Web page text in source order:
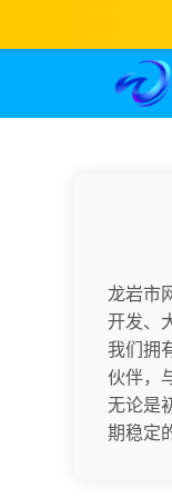
龙岩市
开发、
我们拥
伙伴，
无论是
期稳定